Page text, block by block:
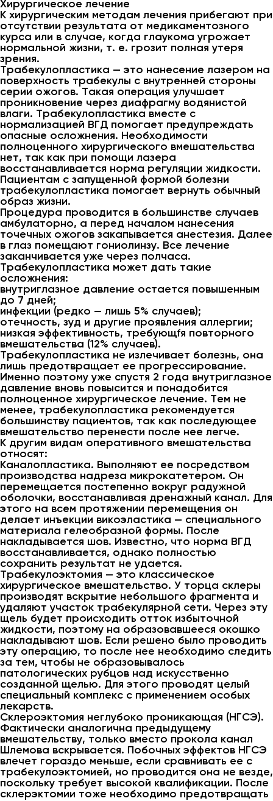
Хирургическое лечение
К хирургическим методам лечения прибегают при
отсутствии результата от медикаментозного
курса или в случае, когда глаукома угрожает
нормальной жизни, т. е. грозит полная утеря
зрения.
Трабекулопластика — это нанесение лазером на
поверхность трабекулы с внутренней стороны
серии ожогов. Такая операция улучшает
проникновение через диафрагму водянистой
влаги. Трабекулопластика вместе с
нормализацией ВГД помогает предупреждать
опасные осложнения. Необходимости
полноценного хирургического вмешательства
нет, так как при помощи лазера
восстанавливается норма регуляции жидкости.
Пациентам с запущенной формой болезни
трабекулопластика помогает вернуть обычный
образ жизни.
Процедура проводится в большинстве случаев
амбулаторно, а перед началом нанесения
точечных ожогов закапывается анестезия. Далее
в глаз помещают гониолинзу. Все лечение
заканчивается уже через полчаса.
Трабекулопластика может дать такие
осложнения:
внутриглазное давление остается повышенным
до 7 дней;
инфекции (редко — лишь 5% случаев);
отечность, зуд и другие проявления аллергии;
низкая эффективность, требующfя повторного
вмешательства (12% случаев).
Трабекулопластика не излечивает болезнь, она
лишь предотвращает ее прогрессирование.
Именно поэтому уже спустя 2 года внутриглазное
давление вновь повысится и понадобится
полноценное хирургическое лечение. Тем не
менее, трабекулопластика рекомендуется
большинству пациентов, так как последующее
вмешательство перенести после нее легче.
К другим видам оперативного вмешательства
относят:
Каналопластика. Выполняют ее посредством
производства надреза микрокатетером. Он
перемещается постепенно вокруг радужной
оболочки, восстанавливая дренажный канал. Для
этого на всем протяжении перемещения он
делает инъекции викоэластика — специального
материала гелеобразной формы. После
накладывается шов. Известно, что норма ВГД
восстанавливается, однако полностью
сохранить результат не удается.
Трабекулоэктомия — это классическое
хирургическое вмешательство. У торца склеры
производят вскрытие небольшого фрагмента и
удаляют участок трабекулярной сети. Через эту
щель будет происходить отток избыточной
жидкости, поэтому на образовавшееся окошко
накладывают шов. Если решено было проводить
эту операцию, то после нее необходимо следить
за тем, чтобы не образовывалось
патологических рубцов над искусственно
созданной щелью. Для этого проводят целый
специальный комплекс с применением особых
лекарств.
Склероэктомия неглубоко проникающая (НГСЭ).
Фактически аналогична предыдущему
вмешательству, только вместо прокола канал
Шлемова вскрывается. Побочных эффектов НГСЭ
влечет гораздо меньше, если сравнивать ее с
трабекулоэктомией, но проводится она не везде,
поскольку требует высокой квалификации. После
склерэктомии тоже необходимо предотвращать